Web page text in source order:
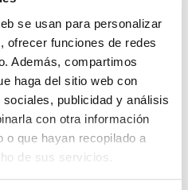
se usan para personalizar
ofrecer funciones de redes
Además, compartimos
haga del sitio web con
publicidad y análisis
con otra información
o que hayan recopilado a
de sus servicios.
son garantía de
estampaciones
se debe a dos
el uso de tintas
cubrientes y
por los
nuestros sellos.
1 cm. de grosor entre